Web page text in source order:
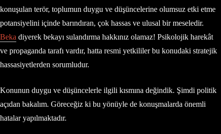
konuşulan terör, toplumun duygu ve düşüncelerine olumsuz etki etme
potansiyelini içinde barındıran, çok hassas ve ulusal bir meseledir.
Beka diyerek bekayı sulandırma hakkınız olamaz! Psikolojik harekât
ve propaganda tarafı vardır, hatta resmi yetkililer bu konudaki stratejik
hassasiyetlerden sorumludur.
Konunun duygu ve düşüncelerle ilgili kısmına değindik. Şimdi politik
açıdan bakalım. Göreceğiz ki bu yönüyle de konuşmalarda önemli
hatalar yapılmaktadır.